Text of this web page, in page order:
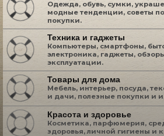
Одежда, обувь, сумки,
модные тенденции, советы
покупки.
Техника и гаджеты
Компьютеры, смартфоны,
электроника, гаджеты,
эксплуатации.
Товары для дома
Мебель, интерьер, посуда,
и дачи, полезные покупки и
Красота и здоровье
Косметика, парфюмерия,
здоровья, личной гигиены и